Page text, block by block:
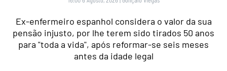
Ex-enfermeiro espanhol considera o valor da sua
pensão injusto, por lhe terem sido tirados 50 anos
para "toda a vida", após reformar-se seis meses
antes da idade legal